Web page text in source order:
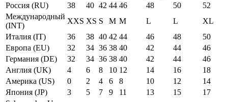
Россия (RU)
38 40 42 44 46 48 50
52
Международный
(INT)
XXS XS S M M L L
XL
Италия (IT)
36 38 40 42 44 46 48
50
Европа (EU)
32 34 36 38 40 42 44
46
Германия (DE)
32 34 36 38 40 42 44
46
Англия (UK)
4 6 8 10 12 14 16
18
Америка (US)
0 2 4 6 8 10 12
14
Япония (JP)
3 5 7 9 11 13 15
17